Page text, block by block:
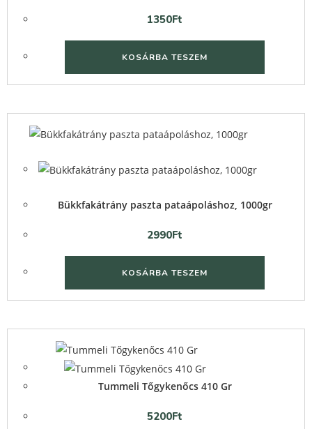
1350Ft
KOSÁRBA TESZEM
Bükkfakátrány paszta pataápoláshoz, 1000gr
2990Ft
KOSÁRBA TESZEM
Tummeli Tőgykenőcs 410 Gr
5200Ft